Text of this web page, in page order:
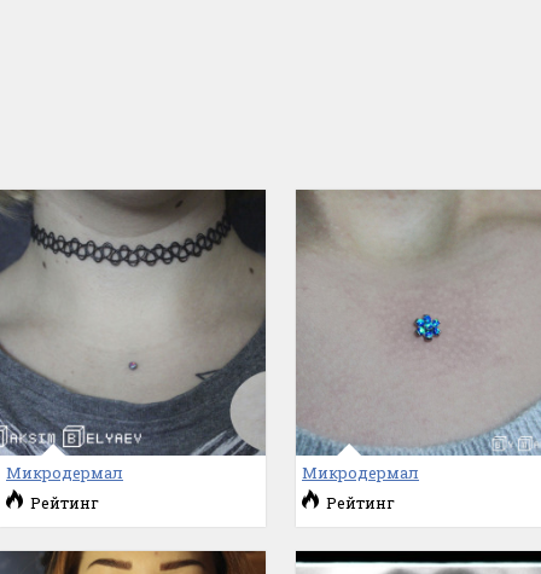
Микродермал
Рейтинг
Микродермал
Рейтинг